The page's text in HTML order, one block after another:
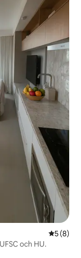
5 av 5 i
5 (8)
och HU.